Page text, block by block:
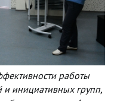
работы
инициативных групп,